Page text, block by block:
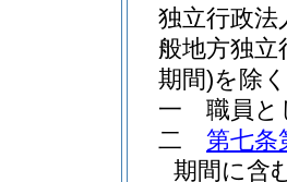
独立行政法
般地方独
期間)を除
一
職員と
二
第七条
期間に含